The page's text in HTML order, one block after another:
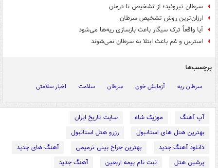
سرطان تیروئید؛ از تشخیص تا درمان
ارزان‌ترین روش تشخیص سرطان
آیا واقعاً ترک سیگار باعث بازسازی ریه‌ها می‌شود
استرس و غم باعث ابتلا به سرطان نمی‌شوند
برچسب‌ها
سرطان ریه آزمایش خون سرطان سلامت اخبار سلامتی
آپ آهنگ موزیک شاه
سایت تاریخ ایران
بهترین هتل های استانبول
رزرو هتل استانبول
دانلود آهنگ جدید
بهترین جراح بینی ترمیمی
آهنگ های جدید
پرشین هتل
ثبت نام بیمه اربعین
آهنگ جدید